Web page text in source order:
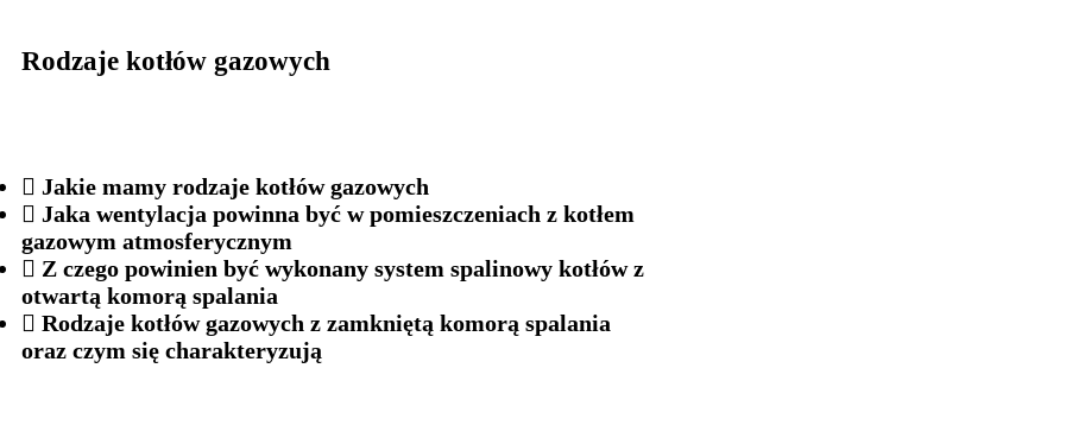
Rodzaje kotłów gazowych
Jakie mamy rodzaje kotłów gazowych
Jaka wentylacja powinna być w pomieszczeniach z kotłem
gazowym atmosferycznym
Z czego powinien być wykonany system spalinowy kotłów z
otwartą komorą spalania
Rodzaje kotłów gazowych z zamkniętą komorą spalania
oraz czym się charakteryzują